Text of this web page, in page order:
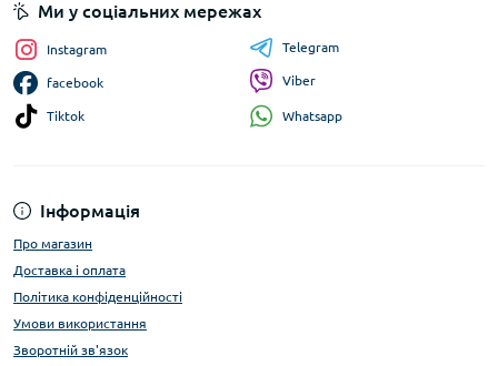
Інформація
Про магазин
Доставка і оплата
Політика конфіденційності
Умови використання
Зворотній зв'язок
Ми у соціальних мережах
Instagram
facebook
Tiktok
Telegram
Viber
Whatsapp